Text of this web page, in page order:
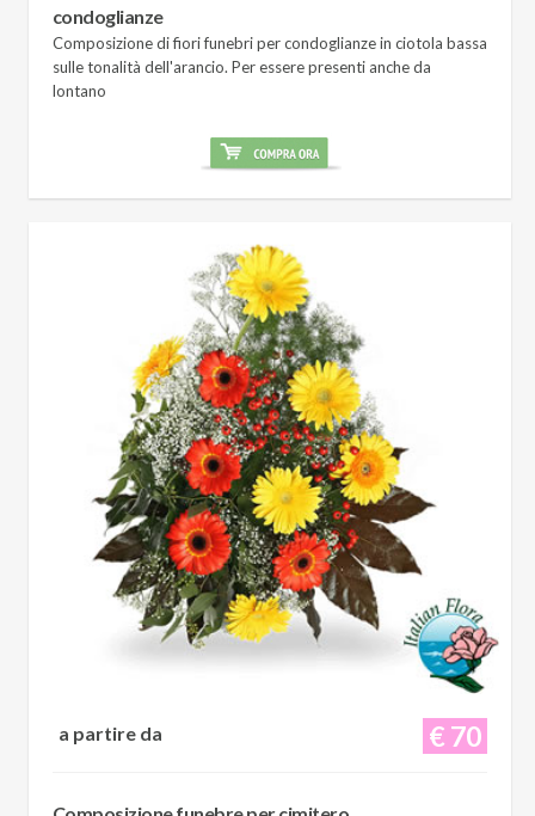
condoglianze
Composizione di fiori funebri per condoglianze in ciotola bassa
sulle tonalità dell'arancio. Per essere presenti anche da
lontano
€ 70
a partire da